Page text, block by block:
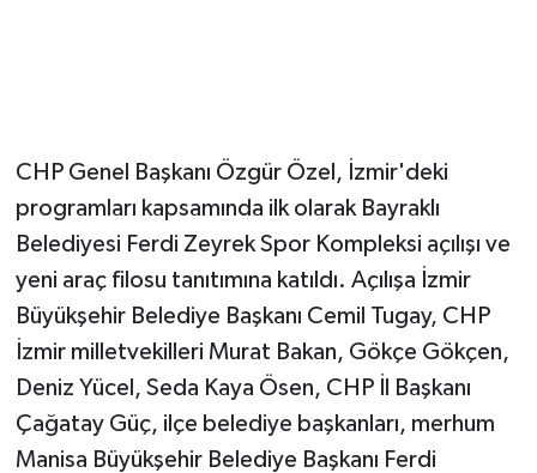
CHP Genel Başkanı Özgür Özel, İzmir'deki
programları kapsamında ilk olarak Bayraklı
Belediyesi Ferdi Zeyrek Spor Kompleksi açılışı ve
yeni araç filosu tanıtımına katıldı. Açılışa İzmir
Büyükşehir Belediye Başkanı Cemil Tugay, CHP
İzmir milletvekilleri Murat Bakan, Gökçe Gökçen,
Deniz Yücel, Seda Kaya Ösen, CHP İl Başkanı
Çağatay Güç, ilçe belediye başkanları, merhum
Manisa Büyükşehir Belediye Başkanı Ferdi